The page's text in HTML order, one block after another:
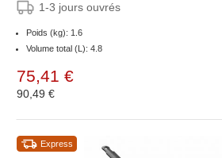
1-3 jours ouvrés
Poids (kg): 1.6
Volume total (L): 4.8
75,41 €
90,49 €
Express